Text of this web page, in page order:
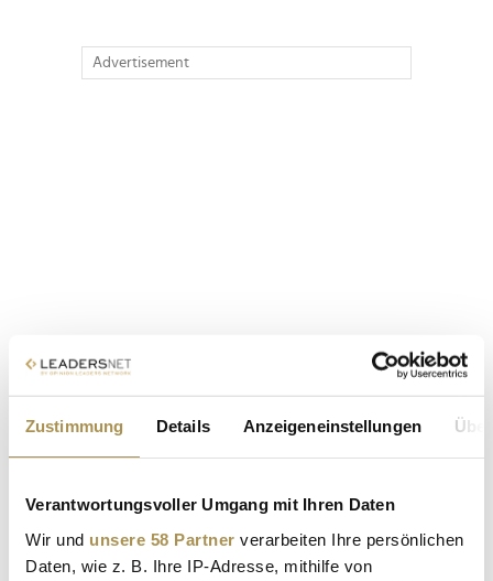
Zustimmung Details Anzeigeneinstellungen
Verantwortungsvoller Umgang mit Ihren Daten
Wir und unsere 58 Partner verarbeiten Ihre persönlichen
Daten, wie z. B. Ihre IP-Adresse, mithilfe von
Advertisement